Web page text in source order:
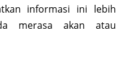
informasi ini lebih
merasa akan atau